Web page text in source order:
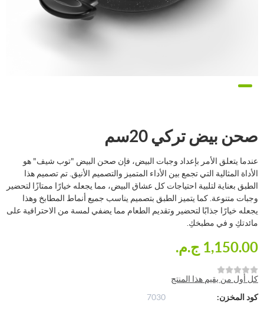
صحن بيض تركي 20سم
عندما يتعلق الأمر بإعداد وجبات البيض، فإن صحن البيض "توب شيف" هو
الأداة المثالية التي تجمع بين الأداء المتميز والتصميم الأنيق. تم تصميم هذا
الطبق بعناية لتلبية احتياجات كل عشاق البيض، مما يجعله خيارًا ممتازًا لتحضير
وجبات متنوعة. كما يتميز الطبق بتصميم يناسب جميع أنماط المطابخ وهذا
يجعله خيارًا جذابًا لتحضير وتقديم الطعام مما يضفي لمسة من الاحترافية على
مائدتكِ و في مطبخكِ.
1,150.00 ج.م.‏
كل أول من يقيم هذا المنتج
كود المخزن:
7030